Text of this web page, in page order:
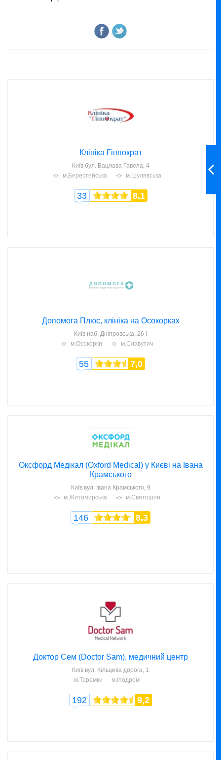
Клініка Гіппократ
Київ бул. Вацлава Гавела, 4
м.Берестейська
м.Шулявська
33 8,1
Допомога Плюс, клініка на Осокорках
Київ наб. Дніпровська, 26 І
м.Осокорки
м.Славутич
55 7,0
Оксфорд Медікал (Oxford Medical) у Києві на Івана
Крамського
Київ вул. Івана Крамського, 9
м.Житомирська
м.Святошин
146 8,3
Доктор Сем (Doctor Sam), медичний центр
Київ вул. Кільцева дорога, 1
м.Теремки
м.Іподром
192 9,2